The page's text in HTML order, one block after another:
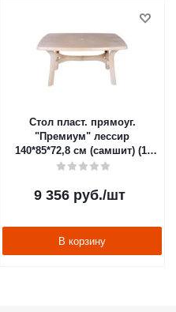
Стол пласт. прямоуг.
"Премиум" лессир
140*85*72,8 см (самшит) (1)
"Стандарт пластик"
9 356руб./шт
В корзину